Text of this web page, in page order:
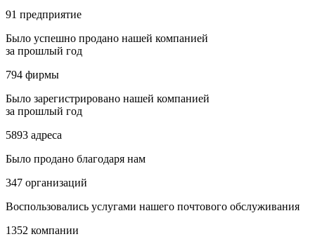
91 предприятие
Было успешно продано нашей компанией
за прошлый год
794 фирмы
Было зарегистрировано нашей компанией
за прошлый год
5893 адреса
Было продано благодаря нам
347 организаций
Воспользовались услугами нашего почтового обслуживания
1352 компании